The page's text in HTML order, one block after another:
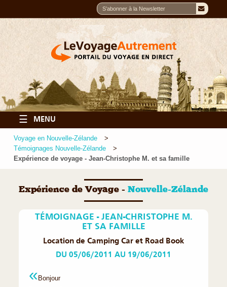
☰ MENU
Voyage en Nouvelle-Zélande
Témoignages Nouvelle-Zélande
Expérience de voyage - Jean-Christophe M. et sa famille
Expérience de Voyage - Nouvelle-Zélande
TÉMOIGNAGE - JEAN-CHRISTOPHE M.
ET SA FAMILLE
Location de Camping Car et Road Book
DU 05/06/2011 AU 19/06/2011
Bonjour